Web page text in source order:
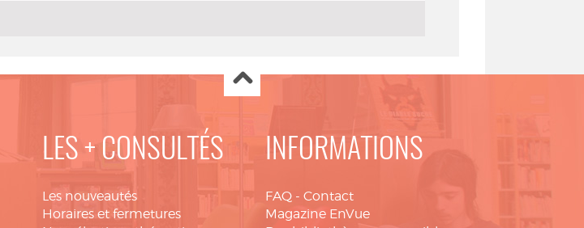
LES + CONSULTÉS
Les nouveautés
Horaires et fermetures
INFORMATIONS
FAQ - Contact
Magazine EnVue